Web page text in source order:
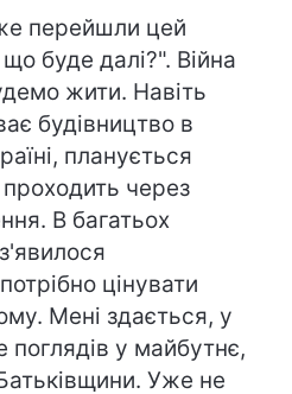
перейшли цей
буде далі?". Війна
жити. Навіть
будівництво в
планується
через
В багатьох
цінувати
Мені здається, у
у майбутнє,
Уже не